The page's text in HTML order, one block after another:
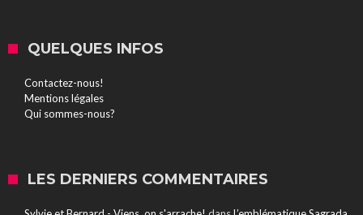
QUELQUES INFOS
Contactez-nous!
Mentions légales
Qui sommes-nous?
LES DERNIERS COMMENTAIRES